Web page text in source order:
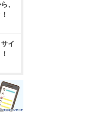
、
イ